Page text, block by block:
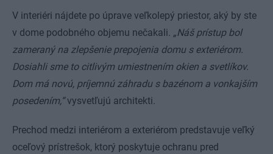
V interiéri nájdete po úprave veľkolepý priestor, aký by ste
v dome podobného objemu nečakali. „Náš prístup bol
zameraný na zlepšenie prepojenia domu s exteriérom.
Dosiahli sme to citlivým umiestnením okien a svetlíkov.
Dom má novú, príjemnú záhradu s bazénom a vonkajším
posedením,“vysvetľujú architekti.
Prechod medzi interiérom a exteriérom predstavuje veľký
oceľový prístrešok, ktorý poskytuje ochranu pred